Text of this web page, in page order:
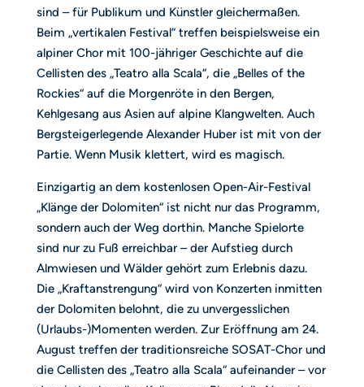
sind – für Publikum und Künstler gleichermaßen.
Beim „vertikalen Festival“ treffen beispielsweise ein
alpiner Chor mit 100-jähriger Geschichte auf die
Cellisten des „Teatro alla Scala“, die „Belles of the
Rockies“ auf die Morgenröte in den Bergen,
Kehlgesang aus Asien auf alpine Klangwelten. Auch
Bergsteigerlegende Alexander Huber ist mit von der
Partie. Wenn Musik klettert, wird es magisch.
Einzigartig an dem kostenlosen Open-Air-Festival
„Klänge der Dolomiten“ ist nicht nur das Programm,
sondern auch der Weg dorthin. Manche Spielorte
sind nur zu Fuß erreichbar – der Aufstieg durch
Almwiesen und Wälder gehört zum Erlebnis dazu.
Die „Kraftanstrengung“ wird von Konzerten inmitten
der Dolomiten belohnt, die zu unvergesslichen
(Urlaubs-)Momenten werden. Zur Eröffnung am 24.
August treffen der traditionsreiche SOSAT-Chor und
die Cellisten des „Teatro alla Scala“ aufeinander – vor